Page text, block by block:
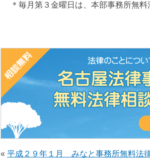
＊毎月第３金曜日は、本部事務所無料
« 平成２９年１月 みなと事務所無料法